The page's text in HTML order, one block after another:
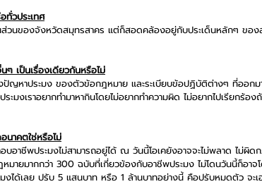
ทั่วประเทศ
ส่วนของจังหวัดสมุทรสาคร แต่ก็สอดคล้องอยู่กับประเด็นหลักๆ ของ
ๆ เป็นเรื่องเดียวกันหรือไม่
ปัญหาประมง ของตัวข้อกฎหมาย และระเบียบข้อปฏิบัติต่างๆ ที่ออกม
ระมงเราอยากทำมาหากินโดยไม่อยากทำความผิด ไม่อยากไปเรียกร้อ
นาคตใช่หรือไม่
บอาชีพประมงไม่สามารถอยู่ได้ ณ วันนี้โอเคยังอาจจะไม่พลาด ไม่ผิ
ายมากกว่า 300 ฉบับที่เกี่ยวข้องกับอาชีพประมง ไม่โดนวันนี้ก็อาจ
งได้เลย ปรับ 5 แสนบาท หรือ 1 ล้านบาทอย่างนี้ คือปรับหมดตัว จะเอ